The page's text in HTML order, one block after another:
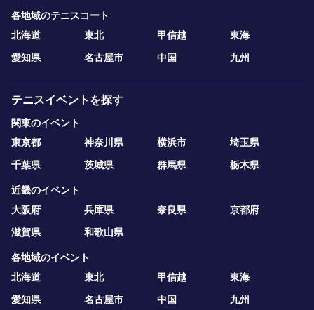
各地域のテニスコート
北海道
東北 甲信越
東海
愛知県
名古屋市 中国 九州
テニスイベントを探す
関東のイベント
東京都
神奈川県 横浜市
埼玉県
千葉県
茨城県 群馬県 栃木県
近畿のイベント
大阪府
兵庫県 奈良県
京都府
滋賀県
和歌山県
各地域のイベント
北海道
東北 甲信越
東海
愛知県
名古屋市 中国 九州